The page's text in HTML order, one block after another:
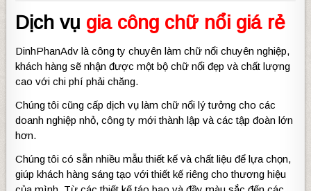
Dịch vụ gia công chữ nổi giá rẻ
DinhPhanAdv là công ty chuyên làm chữ nổi chuyên nghiệp,
khách hàng sẽ nhận được một bộ chữ nổi đẹp và chất lượng
cao với chi phí phải chăng.
Chúng tôi cũng cấp dịch vụ làm chữ nổi lý tưởng cho các
doanh nghiệp nhỏ, công ty mới thành lập và các tập đoàn lớn
hơn.
Chúng tôi có sẵn nhiều mẫu thiết kế và chất liệu để lựa chọn,
giúp khách hàng sáng tạo với thiết kế riêng cho thương hiệu